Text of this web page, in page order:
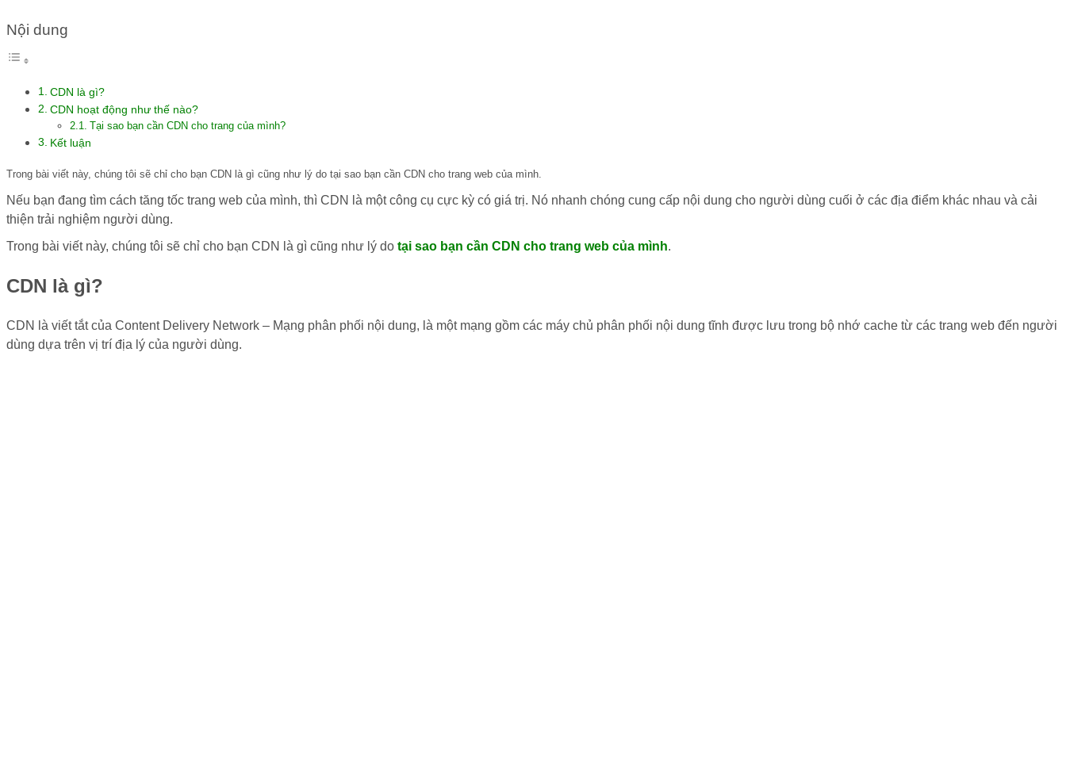
Nội dung
CDN là gì?
CDN hoạt động như thế nào?
Tại sao bạn cần CDN cho trang của mình?
Kết luận
Trong bài viết này, chúng tôi sẽ chỉ cho bạn CDN là gì cũng như lý do tại sao bạn cần CDN cho trang web của mình.
Nếu bạn đang tìm cách tăng tốc trang web của mình, thì CDN là một công cụ cực kỳ có giá trị. Nó nhanh chóng cung cấp nội dung cho người dùng cuối ở các địa điểm khác nhau và cải
thiện trải nghiệm người dùng.
Trong bài viết này, chúng tôi sẽ chỉ cho bạn CDN là gì cũng như lý do tại sao bạn cần CDN cho trang web của mình.
CDN là gì?
CDN là viết tắt của Content Delivery Network – Mạng phân phối nội dung, là một mạng gồm các máy chủ phân phối nội dung tĩnh được lưu trong bộ nhớ cache từ các trang web đến người
dùng dựa trên vị trí địa lý của người dùng.